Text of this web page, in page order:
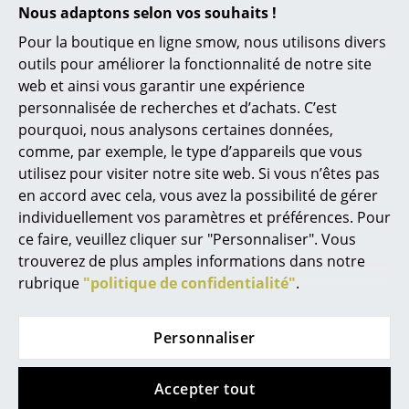
Nous adaptons selon vos souhaits !
Pour la boutique en ligne smow, nous utilisons divers
outils pour améliorer la fonctionnalité de notre site
web et ainsi vous garantir une expérience
personnalisée de recherches et d’achats. C’est
pourquoi, nous analysons certaines données,
comme, par exemple, le type d’appareils que vous
utilisez pour visiter notre site web. Si vous n’êtes pas
en accord avec cela, vous avez la possibilité de gérer
individuellement vos paramètres et préférences. Pour
ce faire, veuillez cliquer sur "Personnaliser". Vous
trouverez de plus amples informations dans notre
rubrique "politique de confidentialité".
Personnaliser
Accepter tout
Petits rangements
Pièces détachées
... voir tous les rangements
Luminaires
Suspensions & Plafonniers
Lampes de table
Lampes de bureau
Lampadaires et Liseuses
Lampes de sol
Luminaires d’extérieur
gris anthracite
Ouvrir dans le configurateur
Ouvrir dans le configurateur
Aide & service
Contact
Paiement
Livraison
FAQ
Retours & échanges
Vos avantages en un clin d’oeil
Construction sur mesure USM
Nous vous proposons
Livraison gratuite vers l’Allemagne